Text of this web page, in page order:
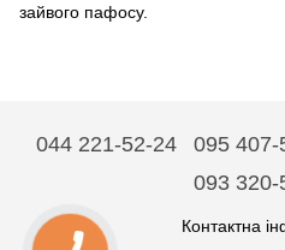
зайвого пафосу.
044 221-52-24 095 407-
093 320-
Контактна